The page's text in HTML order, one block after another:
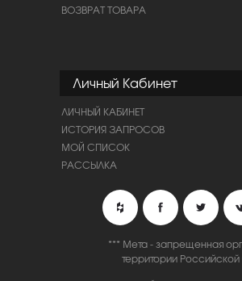
ВОЗВРАТ ТОВАРА
Личный Кабинет
ЛИЧНЫЙ КАБИНЕТ
ИСТОРИЯ ЗАПРОСОВ
МОЙ СПИСОК
РАССЫЛКА
*** Мета - запрещенная
территории